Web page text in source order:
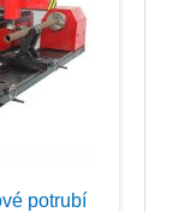
potrubí